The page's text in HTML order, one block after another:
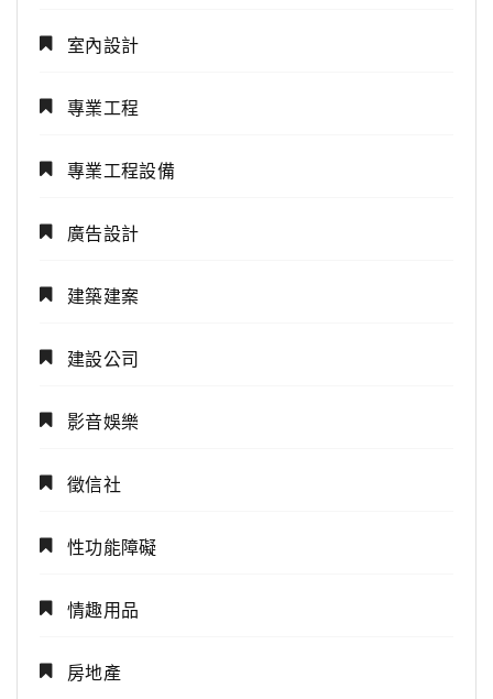
室內設計
專業工程
專業工程設備
廣告設計
建築建案
建設公司
影音娛樂
徵信社
性功能障礙
情趣用品
房地產